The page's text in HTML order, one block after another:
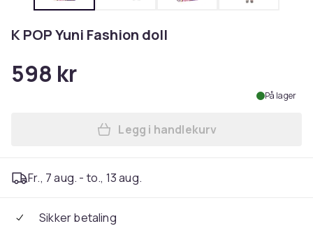
K POP Yuni Fashion doll
598 kr
På lager
Legg K POP Yuni Fashion
Legg i handlekurv
Fr., 7 aug. - to., 13 aug.
Sikker betaling